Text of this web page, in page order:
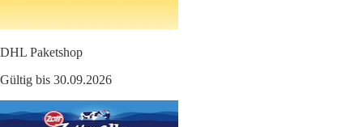
DHL Paketshop
Gültig bis 30.09.2026